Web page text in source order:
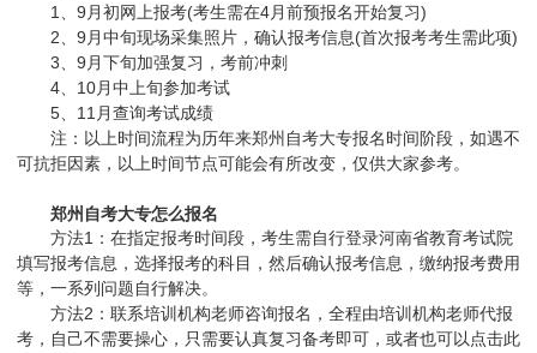
1、9月初网上报考(考生需在4月前预报名开始复习)
2、9月中旬现场采集照片，确认报考信息(首次报考考生需此项)
3、9月下旬加强复习，考前冲刺
4、10月中上旬参加考试
5、11月查询考试成绩
注：以上时间流程为历年来郑州自考大专报名时间阶段，如遇不
可抗拒因素，以上时间节点可能会有所改变，仅供大家参考。
郑州自考大专怎么报名
方法1：在指定报考时间段，考生需自行登录河南省教育考试院
填写报考信息，选择报考的科目，然后确认报考信息，缴纳报考费用
等，一系列问题自行解决。
方法2：联系培训机构老师咨询报名，全程由培训机构老师代报
考，自己不需要操心，只需要认真复习备考即可，或者也可以点击此